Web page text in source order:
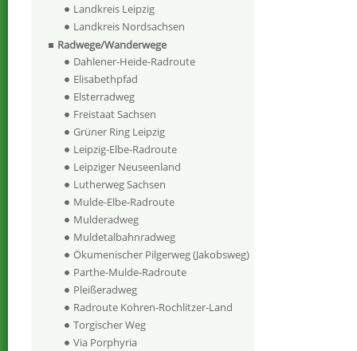
Landkreis Leipzig
Landkreis Nordsachsen
Radwege/Wanderwege
Dahlener-Heide-Radroute
Elisabethpfad
Elsterradweg
Freistaat Sachsen
Grüner Ring Leipzig
Leipzig-Elbe-Radroute
Leipziger Neuseenland
Lutherweg Sachsen
Mulde-Elbe-Radroute
Mulderadweg
Muldetalbahnradweg
Ökumenischer Pilgerweg (Jakobsweg)
Parthe-Mulde-Radroute
Pleißeradweg
Radroute Kohren-Rochlitzer-Land
Torgischer Weg
Via Porphyria